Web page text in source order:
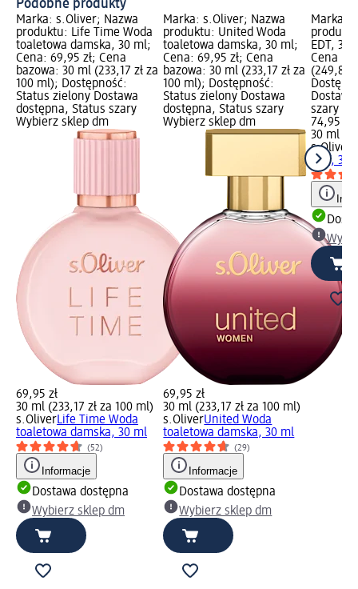
Podobne produkty
Marka: s.Oliver; Nazwa
produktu: Life Time Woda
toaletowa damska, 30 ml;
Cena: 69,95 zł; Cena
bazowa: 30 ml (233,17 zł za
100 ml); Dostępność:
Status zielony Dostawa
dostępna, Status szary
Wybierz sklep dm
69,95 zł
30 ml (233,17 zł za 100 ml)
s.OliverLife Time Woda
toaletowa damska, 30 ml
(52)
Informacje
Dostawa dostępna
Wybierz sklep dm
Marka: s.Oliver; Nazwa
produktu: United Woda
toaletowa damska, 30 ml;
Cena: 69,95 zł; Cena
bazowa: 30 ml (233,17 zł za
100 ml); Dostępność:
Status zielony Dostawa
dostępna, Status szary
Wybierz sklep dm
69,95 zł
30 ml (233,17 zł za 100 ml)
s.OliverUnited Woda
toaletowa damska, 30 ml
(29)
Informacje
Dostawa dostępna
Wybierz sklep dm
Marka:
EDT, 30
Cena
(249,83
szary
74,95 zł
30 ml
s.Oliver
EDT, 30